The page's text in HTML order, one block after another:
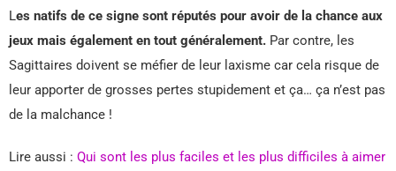
Les natifs de ce signe sont réputés pour avoir de la chance aux
jeux mais également en tout généralement. Par contre, les
Sagittaires doivent se méfier de leur laxisme car cela risque de
leur apporter de grosses pertes stupidement et ça… ça n’est pas
de la malchance !
Lire aussi : Qui sont les plus faciles et les plus difficiles à aimer